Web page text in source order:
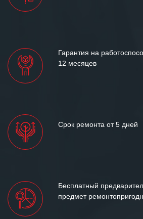
Гарантия на
12 месяцев
Срок ремонта от 5 дней
Бесплатный
предмет